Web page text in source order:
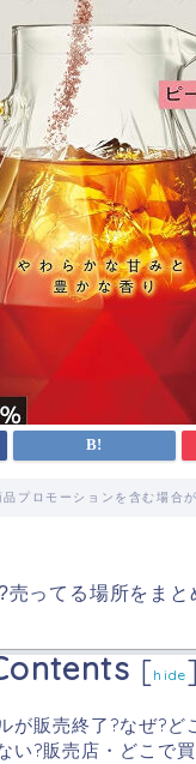
品プロモーションを含む場合
ってる場所をまと
[hide]
が販売終了?なぜ?ど
い?販売店・どこで